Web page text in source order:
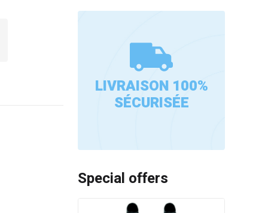
LIVRAISON 100%
SÉCURISÉE
Special offers